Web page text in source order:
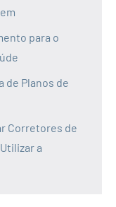
para o
de Planos de
Corretores de
a